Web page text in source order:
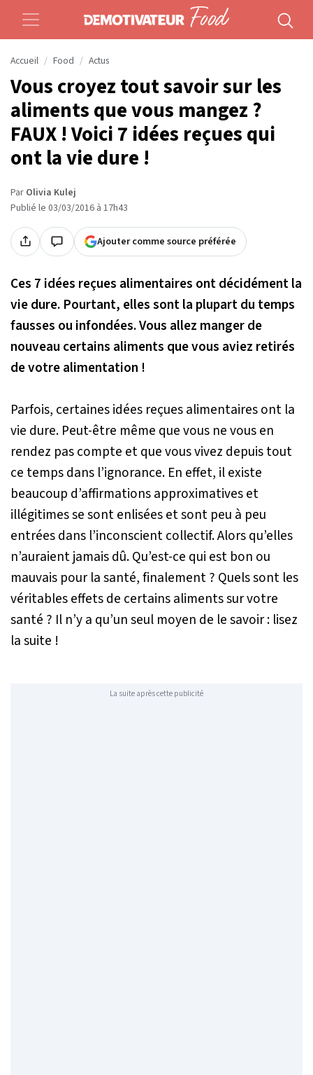
Accueil Food Actus
Vous croyez tout savoir sur les
aliments que vous mangez ?
FAUX ! Voici 7 idées reçues qui
ont la vie dure !
Par Olivia Kulej
Publié le 03/03/2016 à 17h43
Ajouter comme source préférée
Ces 7 idées reçues alimentaires ont décidément la
vie dure. Pourtant, elles sont la plupart du temps
fausses ou infondées. Vous allez manger de
nouveau certains aliments que vous aviez retirés
de votre alimentation !
Parfois, certaines idées reçues alimentaires ont la
vie dure. Peut-être même que vous ne vous en
rendez pas compte et que vous vivez depuis tout
ce temps dans l’ignorance. En effet, il existe
beaucoup d’affirmations approximatives et
illégitimes se sont enlisées et sont peu à peu
entrées dans l’inconscient collectif. Alors qu’elles
n’auraient jamais dû. Qu’est-ce qui est bon ou
mauvais pour la santé, finalement ? Quels sont les
véritables effets de certains aliments sur votre
santé ? Il n’y a qu’un seul moyen de le savoir : lisez
la suite !
La suite après cette publicité